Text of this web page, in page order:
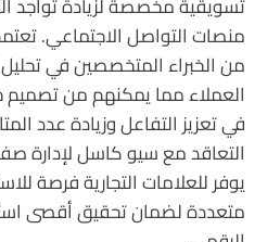
منصات التواصل الاجتماعي.
من الخبراء المتخصصين في تحليل
العملاء مما يمكنهم من
في تعزيز التفاعل وزيادة عدد
التعاقد مع سيو كاسل لإدارة
يوفر للعلامات التجارية فرصة
متعددة لضمان تحقيق أقصى